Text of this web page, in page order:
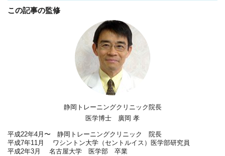
この記事の監修
静岡トレーニングクリニック院長
医学博士 廣岡 孝
平成22年4月〜 静岡トレーニングクリニック 院長
平成7年11月 ワシントン大学（セントルイス）医学部研究員
平成2年3月 名古屋大学 医学部 卒業